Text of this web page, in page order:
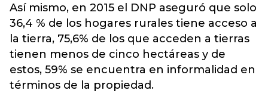
Así mismo, en 2015 el DNP aseguró que solo
36,4 % de los hogares rurales tiene acceso a
la tierra, 75,6% de los que acceden a tierras
tienen menos de cinco hectáreas y de
estos, 59% se encuentra en informalidad en
términos de la propiedad.